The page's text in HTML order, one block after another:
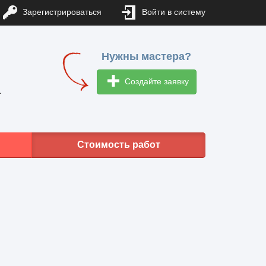
Зарегистрироваться Войти в систему
Нужны мастера?
Создайте заявку
Стоимость работ